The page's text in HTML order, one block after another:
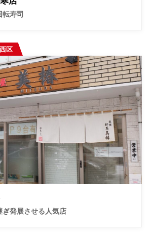
寿司
西区
ぎ発展させる人気店